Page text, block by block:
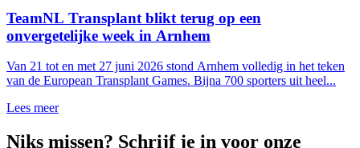
TeamNL Transplant blikt terug op een
onvergetelijke week in Arnhem
Van 21 tot en met 27 juni 2026 stond Arnhem volledig in het teken
van de European Transplant Games. Bijna 700 sporters uit heel...
Lees meer
Niks missen? Schrijf je in voor onze